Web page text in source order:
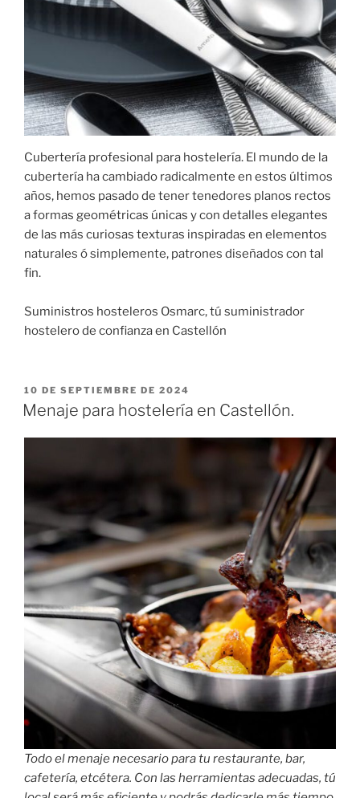
Cubertería profesional para hostelería. El mundo de la
cubertería ha cambiado radicalmente en estos últimos
años, hemos pasado de tener tenedores planos rectos
a formas geométricas únicas y con detalles elegantes
de las más curiosas texturas inspiradas en elementos
naturales ó simplemente, patrones diseñados con tal
fin.
Suministros hosteleros Osmarc, tú suministrador
hostelero de confianza en Castellón
PUBLICADO
EL
10 DE SEPTIEMBRE DE 2024
Menaje para hostelería en Castellón.
Todo el menaje necesario para tu restaurante, bar,
cafetería, etcétera. Con las herramientas adecuadas, tú